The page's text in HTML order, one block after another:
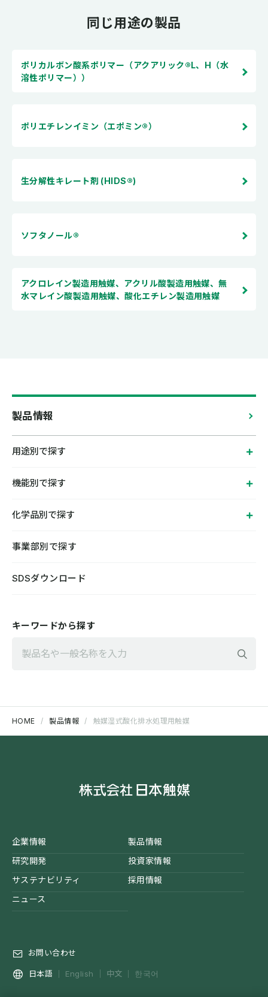
HOME 製品情報 触媒湿式酸化排水処理用触媒
同じ用途の製品
ポリカルボン酸系ポリマー（アクアリック®L、H（水
溶性ポリマー））
ポリエチレンイミン（エポミン®）
生分解性キレート剤 (HIDS®)
ソフタノール®
アクロレイン製造用触媒、アクリル酸製造用触媒、無
水マレイン酸製造用触媒、酸化エチレン製造用触媒
製品情報
用途別で探す
機能別で探す
化学品別で探す
事業部別で探す
SDSダウンロード
キーワードから探す
企業情報
製品情報
研究開発
投資家情報
サステナビリティ
採用情報
ニュース
お問い合わせ
日本語 English 中文 한국어